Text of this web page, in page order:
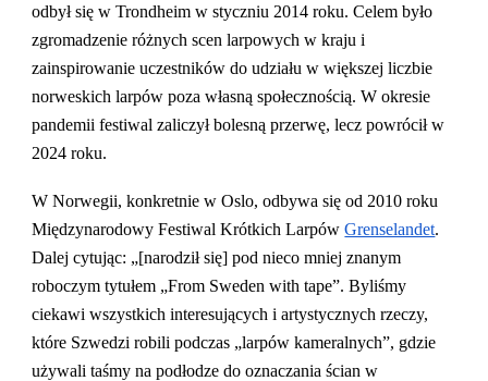
odbył się w Trondheim w styczniu 2014 roku. Celem było
zgromadzenie różnych scen larpowych w kraju i
zainspirowanie uczestników do udziału w większej liczbie
norweskich larpów poza własną społecznością. W okresie
pandemii festiwal zaliczył bolesną przerwę, lecz powrócił w
2024 roku.
W Norwegii, konkretnie w Oslo, odbywa się od 2010 roku
Międzynarodowy Festiwal Krótkich Larpów Grenselandet.
Dalej cytując: „[narodził się] pod nieco mniej znanym
roboczym tytułem „From Sweden with tape”. Byliśmy
ciekawi wszystkich interesujących i artystycznych rzeczy,
które Szwedzi robili podczas „larpów kameralnych”, gdzie
używali taśmy na podłodze do oznaczania ścian w